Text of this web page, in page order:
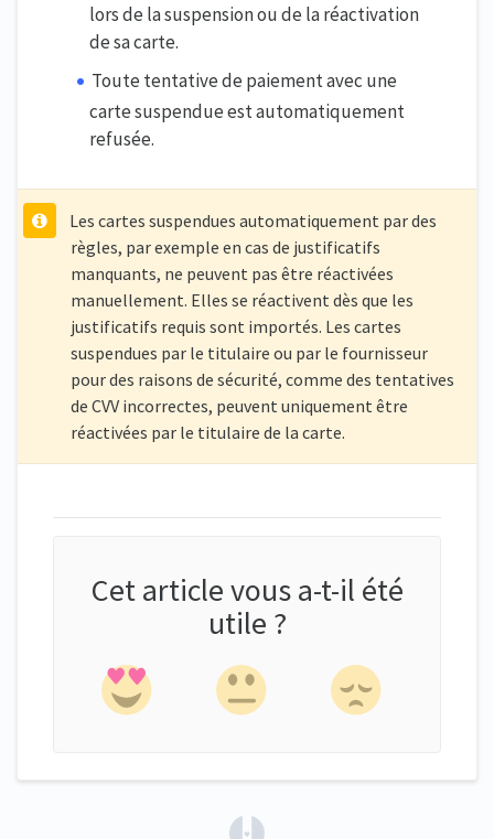
lors de la suspension ou de la réactivation
de sa carte.
Toute tentative de paiement avec une
carte suspendue est automatiquement
refusée.
Les cartes suspendues automatiquement par des
règles, par exemple en cas de justificatifs
manquants, ne peuvent pas être réactivées
manuellement. Elles se réactivent dès que les
justificatifs requis sont importés. Les cartes
suspendues par le titulaire ou par le fournisseur
pour des raisons de sécurité, comme des tentatives
de CVV incorrectes, peuvent uniquement être
réactivées par le titulaire de la carte.
Cet article vous a-t-il été
utile ?